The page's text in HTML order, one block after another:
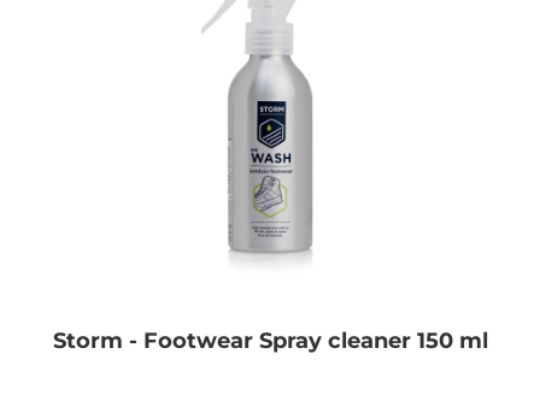
Storm - Footwear Spray cleaner 150 ml